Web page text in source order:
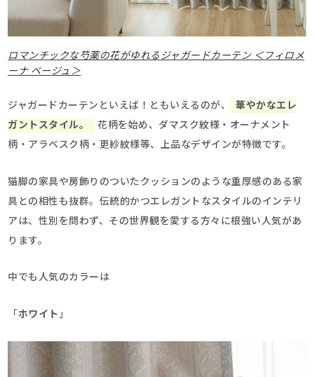
ロマンチックな芍薬の花がゆれるジャガードカーテン ＜フィロメ
ーナ ベージュ＞
ジャガードカーテンといえば！ともいえるのが、
華やかなエレ
ガントスタイル。
花柄を始め、ダマスク紋様・オーナメント
柄・アラベスク柄・更紗紋様等、上品なデザインが特徴です。
猫脚の家具や房飾りのついたクッションのような重厚感のある家
具との相性も抜群。伝統的かつエレガントなスタイルのインテリ
アは、性別を問わず、その世界観を愛する方々に根強い人気があ
ります。
中でも人気のカラーは
「 ホワイト 」